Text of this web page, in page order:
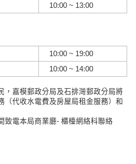
10:00 ~ 13:00
10:00 ~ 19:00
10:00 ~ 14:00
，嘉模郵政分局及石排灣郵政分局將
（代收水電費及房屋局租金服務）和
致電本局商業廳- 櫃檯網絡科聯絡